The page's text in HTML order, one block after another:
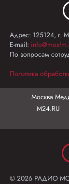
Адрес: 125124, г.
E-mail:
По вопросам
Политика
Москва
М24.RU
© 2026 РАДИО